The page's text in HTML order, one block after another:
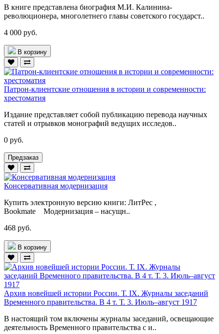
В книге представлена биография М.И. Калинина-
революционера, многолетнего главы советского государст..
4 000 руб.
В корзину
Патрон-клиентские отношения в истории и современности:
хрестоматия
Издание представляет собой публикацию перевода научных
статей и отрывков монографий ведущих исследов..
0 руб.
Предзаказ
Консервативная модернизация
Купить электронную версию книги: ЛитРес ,
Bookmate Модернизация – насущн..
468 руб.
В корзину
Архив новейшей истории России. Т. IX. Журналы заседаний
Временного правительства. В 4 т. Т. 3. Июль–август 1917
В настоящий том включены журналы заседаний, освещающие
деятельность Временного правительства с и..